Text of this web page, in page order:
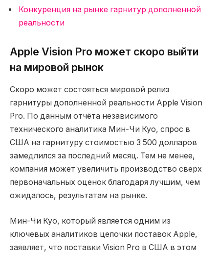
Конкуренция на рынке гарнитур дополненной
реальности
Apple Vision Pro может скоро выйти
на мировой рынок
Скоро может состояться мировой релиз
гарнитуры дополненной реальности Apple Vision
Pro. По данным отчёта независимого
технического аналитика Мин-Чи Куо, спрос в
США на гарнитуру стоимостью 3 500 долларов
замедлился за последний месяц. Тем не менее,
компания может увеличить производство сверх
первоначальных оценок благодаря лучшим, чем
ожидалось, результатам на рынке.
Мин-Чи Куо, который является одним из
ключевых аналитиков цепочки поставок Apple,
заявляет, что поставки Vision Pro в США в этом